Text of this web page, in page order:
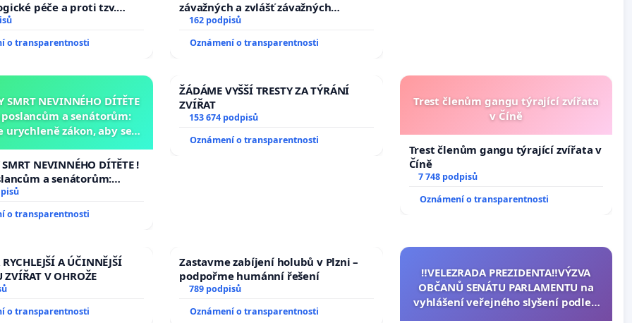
péče a proti tzv.
operačních výkonů
o transparentnosti
závažných a zvlášť závažných
trestných činů
162 podpisů
Oznámení o transparentnosti
SMRT NEVINNÉHO DÍTĚTE
poslancům a senátorům:
urychleně zákon, aby se
opakovat!
NEVINNÉHO DÍTĚTE !
a senátorům:
zákon, aby se
o transparentnosti
ŽÁDÁME VYŠŠÍ TRESTY ZA TÝRÁNÍ
ZVÍŘAT
153 674 podpisů
Oznámení o transparentnosti
Trest členům gangu týrající zvířata
v Číně
Trest členům gangu týrající zvířata v
Číně
7 748 podpisů
Oznámení o transparentnosti
RYCHLEJŠÍ A ÚČINNĚJŠÍ
ZVÍŘAT V OHROŽE
o transparentnosti
Zastavme zabíjení holubů v Plzni –
podpořme humánní řešení
789 podpisů
Oznámení o transparentnosti
‼️VELEZRADA PREZIDENTA‼️VÝZVA
OBČANŮ SENÁTU PARLAMENTU na
vyhlášení veřejného slyšení podle §